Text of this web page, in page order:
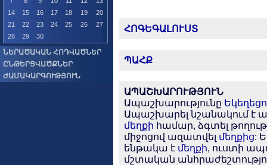
14
15 16 17 18 19
20
21
22 23 24 25 26
27
28
29 30
ՆԵՐԱԾԱԿԱՆ ՀՈԴՎԱԾՆԵՐ
ԸՆԹԵՐՑՎԱԾՔՆԵՐ
ԺԱՄԱԿԱՐԳՈՒԹՅՈՒՆ
ՀՈԳԵԳԱԼՈՒՍՏ
ՊԱՀՔ
ԱՊԱՇԽԱՐՈՒԹՅՈՒՆ
Ապաշխարությունը
Ապաշխարել նշանակում է
մեղքի համար, ձգտել
միջոցով ազատվել մեղքից:
ենթակա է մեղքի, ուստի
մշտական